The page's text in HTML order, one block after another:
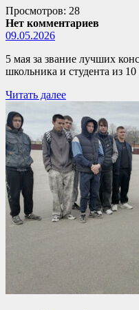
Просмотров: 28
Нет комментариев
09.05.2026
5 мая за звание лучших
школьника и студента из
Читать далее